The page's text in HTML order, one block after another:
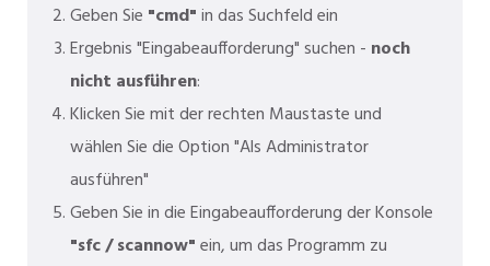
Geben Sie "cmd"in das Suchfeld ein
Ergebnis "Eingabeaufforderung" suchen - noch
nicht ausführen:
Klicken Sie mit der rechten Maustaste und
wählen Sie die Option "Als Administrator
ausführen"
Geben Sie in die Eingabeaufforderung der Konsole
"sfc / scannow"ein, um das Programm zu